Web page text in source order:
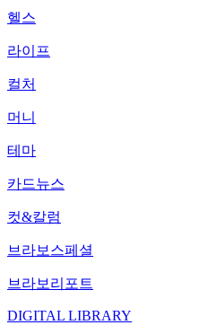
헬스
라이프
컬처
머니
테마
카드뉴스
컷&칼럼
브라보스페셜
브라보리포트
DIGITAL LIBRARY